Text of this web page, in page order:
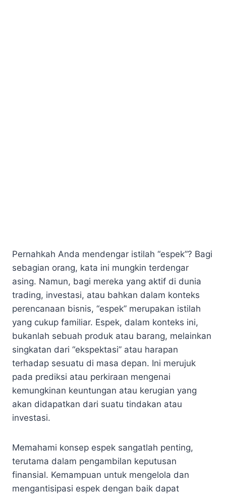
Pernahkah Anda mendengar istilah “espek”? Bagi
sebagian orang, kata ini mungkin terdengar
asing. Namun, bagi mereka yang aktif di dunia
trading, investasi, atau bahkan dalam konteks
perencanaan bisnis, “espek” merupakan istilah
yang cukup familiar. Espek, dalam konteks ini,
bukanlah sebuah produk atau barang, melainkan
singkatan dari “ekspektasi” atau harapan
terhadap sesuatu di masa depan. Ini merujuk
pada prediksi atau perkiraan mengenai
kemungkinan keuntungan atau kerugian yang
akan didapatkan dari suatu tindakan atau
investasi.
Memahami konsep espek sangatlah penting,
terutama dalam pengambilan keputusan
finansial. Kemampuan untuk mengelola dan
mengantisipasi espek dengan baik dapat